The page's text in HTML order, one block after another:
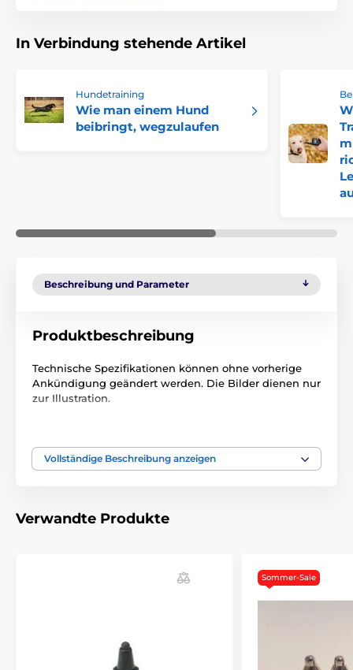
In Verbindung stehende Artikel
Hundetraining
Wie man einem Hund
beibringt, wegzulaufen
Beschreibung und Parameter
Produktbeschreibung
Technische Spezifikationen können ohne vorherige
Ankündigung geändert werden. Die Bilder dienen nur
zur Illustration.
Das Produkt ist in Kategorien eingeteilt
Vollständige Beschreibung anzeigen
Verwandte Produkte
Sommer-Sale